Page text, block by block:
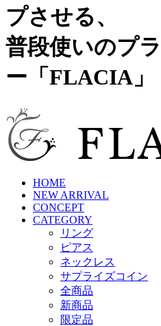
プさせる、
普段使いのプ
ー「FLACIA」
HOME
NEW ARRIVAL
CONCEPT
CATEGORY
リング
ピアス
ネックレス
サプライズコイン
全商品
新商品
限定品